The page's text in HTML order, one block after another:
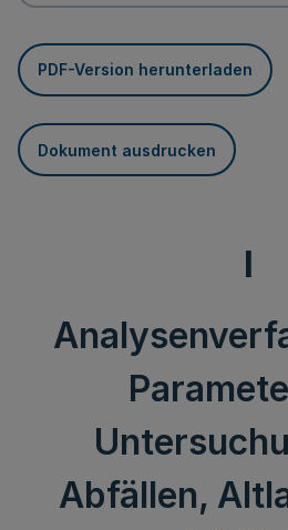
PDF-Version herunterladen
Dokument ausdrucken
I
Abfällen,